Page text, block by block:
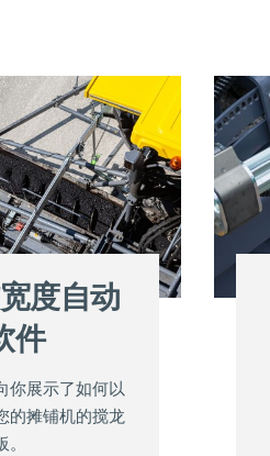
度自动
件
你展示了如何以
的摊铺机的搅龙